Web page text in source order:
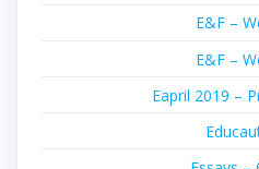
E&F –
E&F –
Eapril 2019 –